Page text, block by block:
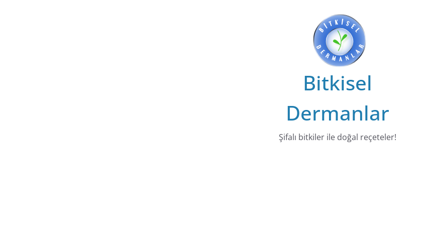
Bitkisel
Dermanlar
Şifalı bitkiler ile doğal reçeteler!